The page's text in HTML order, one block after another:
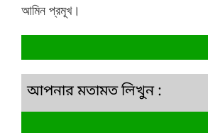
আমিন প্রমূখ।
আপনার মতামত লিখুন :